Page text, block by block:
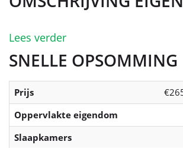
Lees verder
SNELLE OPSOMMING
Prijs
Oppervlakte eigendom
Slaapkamers